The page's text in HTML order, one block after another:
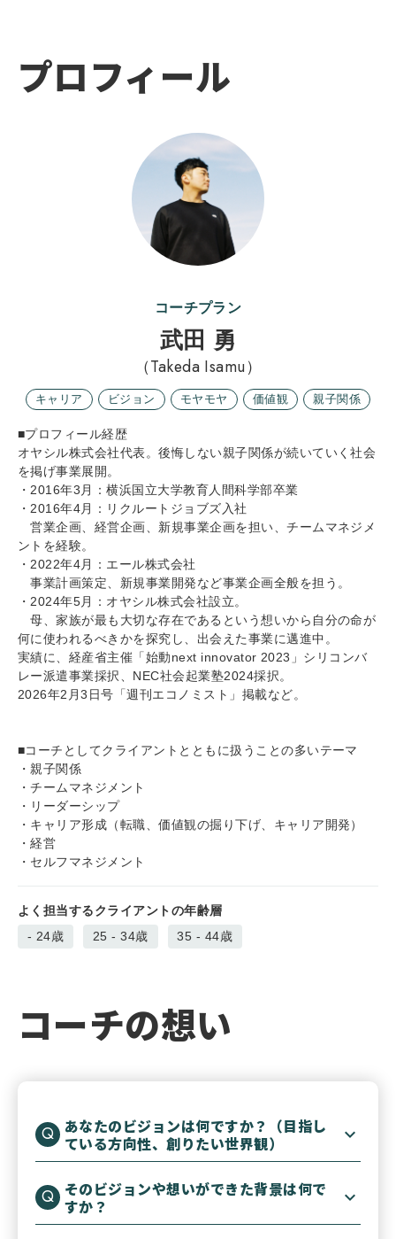
プロフィール
コーチプラン
武田 勇
（Takeda Isamu）
キャリア ビジョン モヤモヤ 価値観 親子関係
■プロフィール経歴
オヤシル株式会社代表。後悔しない親子関係が続いていく社会
を掲げ事業展開。
・2016年3月：横浜国立大学教育人間科学部卒業
・2016年4月：リクルートジョブズ入社
営業企画、経営企画、新規事業企画を担い、チームマネジメ
ントを経験。
・2022年4月：エール株式会社
事業計画策定、新規事業開発など事業企画全般を担う。
・2024年5月：オヤシル株式会社設立。
母、家族が最も大切な存在であるという想いから自分の命が
何に使われるべきかを探究し、出会えた事業に邁進中。
実績に、経産省主催「始動next innovator 2023」シリコンバ
レー派遣事業採択、NEC社会起業塾2024採択。
2026年2月3日号「週刊エコノミスト」掲載など。
■コーチとしてクライアントとともに扱うことの多いテーマ
・親子関係
・チームマネジメント
・リーダーシップ
・キャリア形成（転職、価値観の掘り下げ、キャリア開発）
・経営
・セルフマネジメント
よく担当するクライアントの年齢層
- 24
25 - 34 35 - 44
コーチの想い
あなたのビジョンは何ですか？（目指し
ている方向性、創りたい世界観）
そのビジョンや想いができた背景は何で
すか？